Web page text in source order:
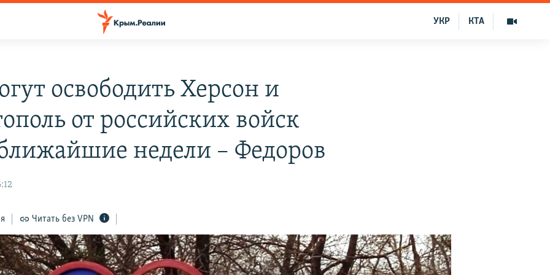
КТА
УКР
освободить Херсон и
от российских войск
недели – Федоров
Читать без VPN